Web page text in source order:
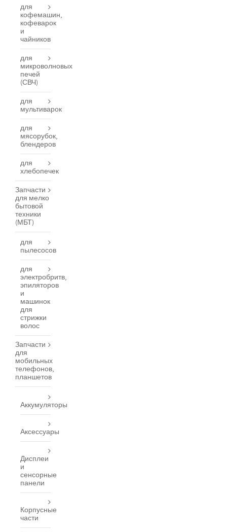
для
кофемашин,
кофеварок
и
чайников
для
микроволновых
печей
(СВЧ)
для
мультиварок
для
мясорубок,
блендеров
для
хлебопечек
Запчасти
для мелко
бытовой
техники
(МБТ)
для
пылесосов
для
электробритв,
эпиляторов
и
машинок
для
стрижки
волос
Запчасти
для
мобильных
телефонов,
планшетов
Аккумуляторы
Аксессуары
Дисплеи
и
сенсорные
панели
Корпусные
части